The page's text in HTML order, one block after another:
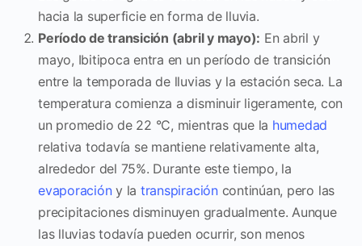
hacia la superficie en forma de lluvia.
Período de transición (abril y mayo): En abril y
mayo, Ibitipoca entra en un período de transición
entre la temporada de lluvias y la estación seca. La
temperatura comienza a disminuir ligeramente, con
un promedio de 22 °C, mientras que la humedad
relativa todavía se mantiene relativamente alta,
alrededor del 75%. Durante este tiempo, la
evaporacióny la transpiracióncontinúan, pero las
precipitaciones disminuyen gradualmente. Aunque
las lluvias todavía pueden ocurrir, son menos